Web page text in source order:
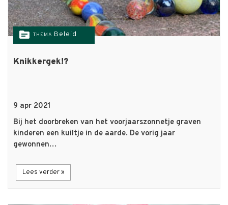
topic THEMA Beleid
Knikkergek!?
9 apr 2021
Bij het doorbreken van het voorjaarszonnetje graven
kinderen een kuiltje in de aarde. De vorig jaar
gewonnen…
Lees verder »